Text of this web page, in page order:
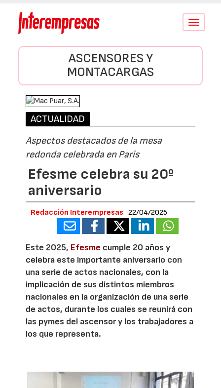
Conmutar
ASCENSORES Y
MONTACARGAS
ACTUALIDAD
Aspectos destacados de la mesa
redonda celebrada en París
Efesme celebra su 20º
aniversario
Redacción Interempresas 22/04/2025
Este 2025, Efesme cumple 20 años y
celebra este importante aniversario con
una serie de actos nacionales, con la
implicación de sus distintos miembros
nacionales en la organización de una serie
de actos, durante los cuales se reunirá con
las pymes del ascensor y los trabajadores a
los que representa.